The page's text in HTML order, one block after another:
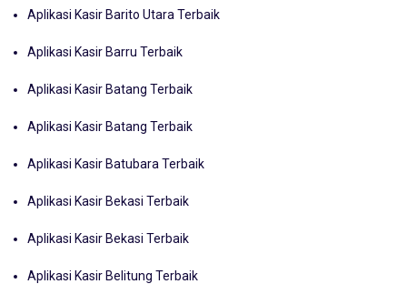
Aplikasi Kasir Barito Utara Terbaik
Aplikasi Kasir Barru Terbaik
Aplikasi Kasir Batang Terbaik
Aplikasi Kasir Batang Terbaik
Aplikasi Kasir Batubara Terbaik
Aplikasi Kasir Bekasi Terbaik
Aplikasi Kasir Bekasi Terbaik
Aplikasi Kasir Belitung Terbaik